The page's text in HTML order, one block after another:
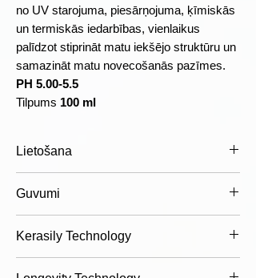
no UV starojuma, piesārņojuma, ķīmiskās
un termiskās iedarbības, vienlaikus
palīdzot stiprināt matu iekšējo struktūru un
samazināt matu novecošanās pazīmes.
PH 5.00-5.5
Tilpums 100 ml
Lietošana
seruma matu garumā un galos mitros
matus kā ierasts. Lai sasniegtu
maksimālu rezultātu, ieteicams lietot
Guvumi
Palīdz aizsargāt matus pret
Kerasily Technology